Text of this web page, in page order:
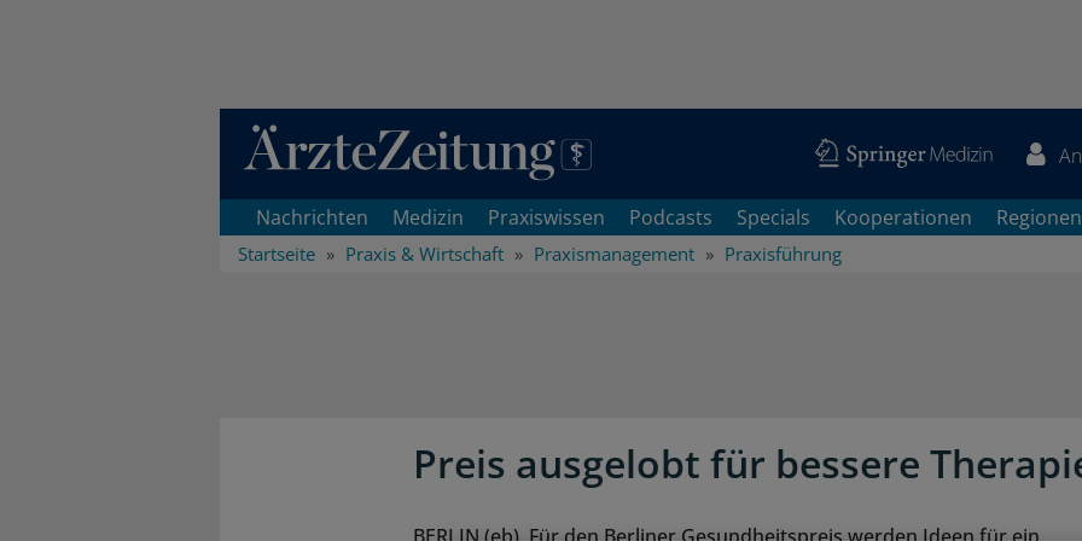
Direkt zum Inhaltsbereich
Nachrichten Medizin Praxiswissen Podcasts Specials Kooperationen Regionen
Startseite Praxis & Wirtschaft Praxismanagement Praxisführung
Preis ausgelobt für bessere